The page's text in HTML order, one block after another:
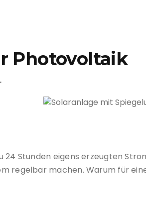
Photovoltaik
Stunden eigens erzeugten
regelbar machen. Warum für